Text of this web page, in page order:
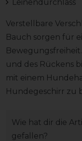
Leinendurchlass
Verstellbare
Bauch sorgen für
und des Rückens
mit einem
Hundegeschirr zu
Wie hat dir die
gefallen?